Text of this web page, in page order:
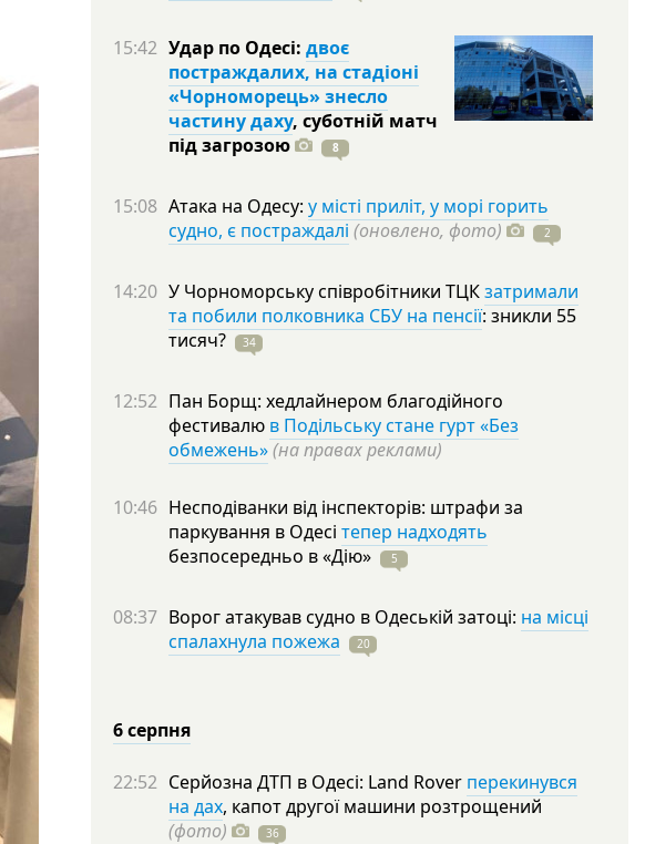
15:42 Удар по Одесі: двоє
постраждалих, на стадіоні
«Чорноморець» знесло
частину даху, суботній матч
підзагрозою 8
15:08 Атака на Одесу: у місті приліт, у морі горить
судно, є постраждалі (оновлено, фото) 2
14:20 У Чорноморську співробітники ТЦКзатримали
та побили полковника СБУ на пенсії: зникли 55
тисяч?
34
12:52 Пан Борщ: хедлайнером благодійного
фестивалю в Подільську стане гурт «Без
обмежень»(на правах реклами)
10:46 Несподіванки від інспекторів: штрафи за
паркування в Одесі тепер надходять
безпосередньо в«Дію» 5
08:37 Ворог атакував судно в Одеській затоці: на місці
спалахнула пожежа
20
6 серпня
22:52 Серйозна ДТП в Одесі: Land Rover перекинувся
на дах, капот другої машини розтрощений
(фото)
36